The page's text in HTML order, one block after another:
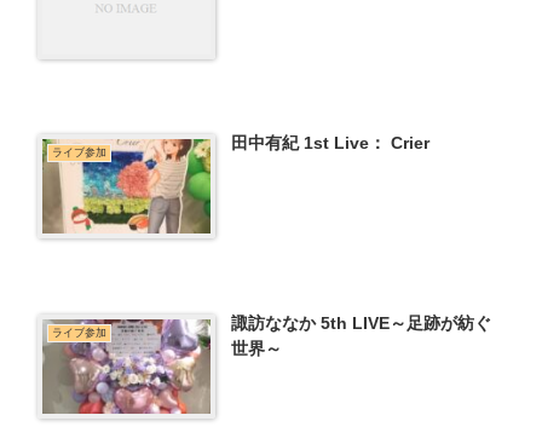
ライブ参加 田中有紀 1st Live： Crier
ライブ参加
諏訪ななか 5th LIVE～足跡が紡ぐ
世界～